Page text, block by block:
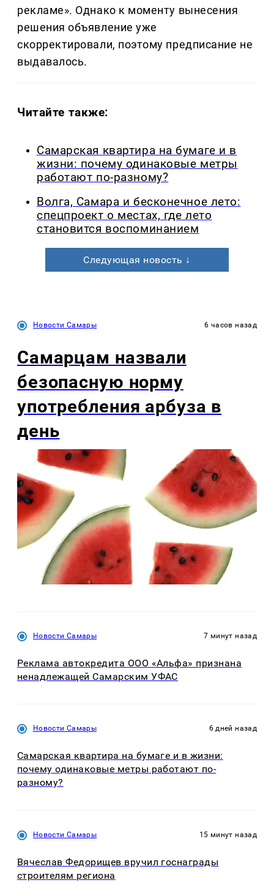
рекламе». Однако к моменту вынесения
решения объявление уже
скорректировали, поэтому предписание не
выдавалось.
Читайте также:
Самарская квартира на бумаге и в
жизни: почему одинаковые метры
работают по-разному?
Волга, Самара и бесконечное лето:
спецпроект о местах, где лето
становится воспоминанием
Следующая новость ↓
Новости Самары 6 часов назад
Самарцам назвали
безопасную норму
употребления арбуза в
день
Новости Самары 7 минут назад
Реклама автокредита ООО «Альфа» признана
ненадлежащей Самарским УФАС
Новости Самары 6 дней назад
Самарская квартира на бумаге и в жизни:
почему одинаковые метры работают по-
разному?
Новости Самары 15 минут назад
Вячеслав Федорищев вручил госнаграды
строителям региона